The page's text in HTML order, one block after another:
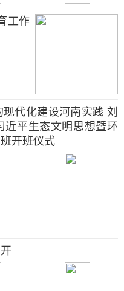
工作
代化建设河南实践 刘
近平生态文明思想暨环
开班仪式